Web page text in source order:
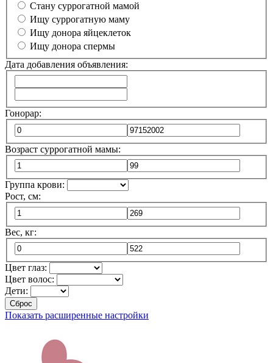
Cтану суррогатной мамой
Ищу суррогатную маму
Ищу донора яйцеклеток
Ищу донора спермы
Дата добавления объявления:
Гонорар:
Возраст суррогатной мамы:
Группа крови:
Рост, см:
Вес, кг:
Цвет глаз:
Цвет волос:
Дети:
Сброс
Показать расширенные настройки